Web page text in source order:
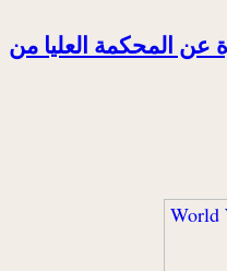
عن المحكمة العليا من